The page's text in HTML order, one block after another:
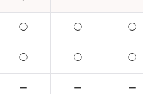
◯ ◯ ◯
◯ ◯ ◯
ー ー ー